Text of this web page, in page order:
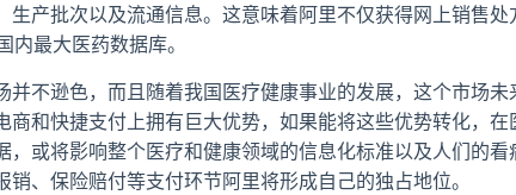
产批次以及流通信息。这意味着阿里不仅获得网上销售处
最大医药数据库。
不逊色，而且随着我国医疗健康事业的发展，这个市场未
和快捷支付上拥有巨大优势，如果能将这些优势转化，在
或将影响整个医疗和健康领域的信息化标准以及人们的看
、保险赔付等支付环节阿里将形成自己的独占地位。